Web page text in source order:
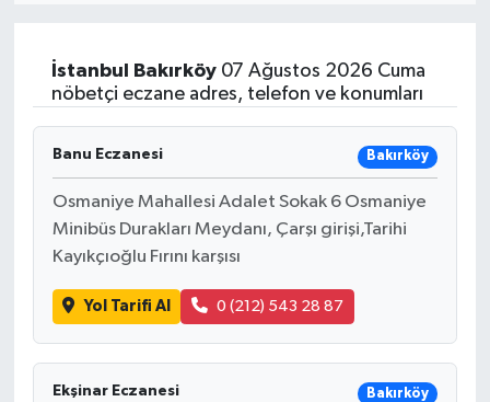
İstanbul Bakırköy07 Ağustos 2026 Cuma
nöbetçi eczane adres, telefon ve konumları
Banu Eczanesi Bakırköy
Osmaniye Mahallesi Adalet Sokak 6 Osmaniye
Minibüs Durakları Meydanı, Çarşı girişi,Tarihi
Kayıkçıoğlu Fırını karşısı
Yol Tarifi Al 0 (212) 543 28 87
Ekşinar Eczanesi Bakırköy
Gazipaşa